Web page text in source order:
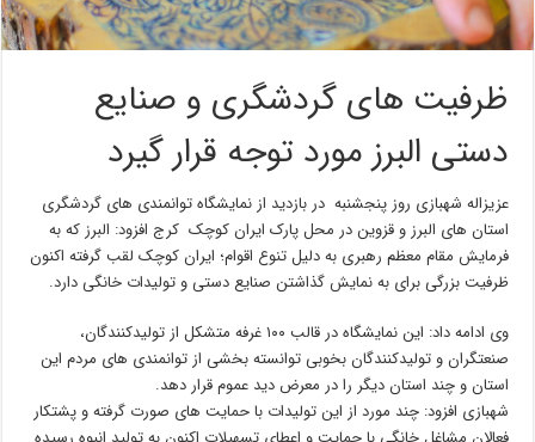
ظرفیت های گردشگری و صنایع
دستی البرز مورد توجه قرار گیرد
عزیزاله شهبازی روز پنجشنبه در بازدید از نمایشگاه توانمندی های گردشگری
استان های البرز و قزوین در محل پارک ایران کوچک کرج افزود: البرز که به
فرمایش مقام معظم رهبری به دلیل تنوع اقوام؛ ایران کوچک لقب گرفته اکنون
ظرفیت بزرگی برای به نمایش گذاشتن صنایع دستی و تولیدات خانگی دارد.
وی ادامه داد: این نمایشگاه در قالب ۱۰۰ غرفه متشکل از تولیدکنندگان،
صنعتگران و تولیدکنندگان بخوبی توانسته بخشی از توانمندی های مردم این
استان و چند استان دیگر را در معرض دید عموم قرار دهد.
شهبازی افزود: چند مورد از این تولیدات با حمایت های صورت گرفته و پشتکار